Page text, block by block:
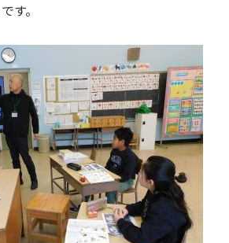
す。